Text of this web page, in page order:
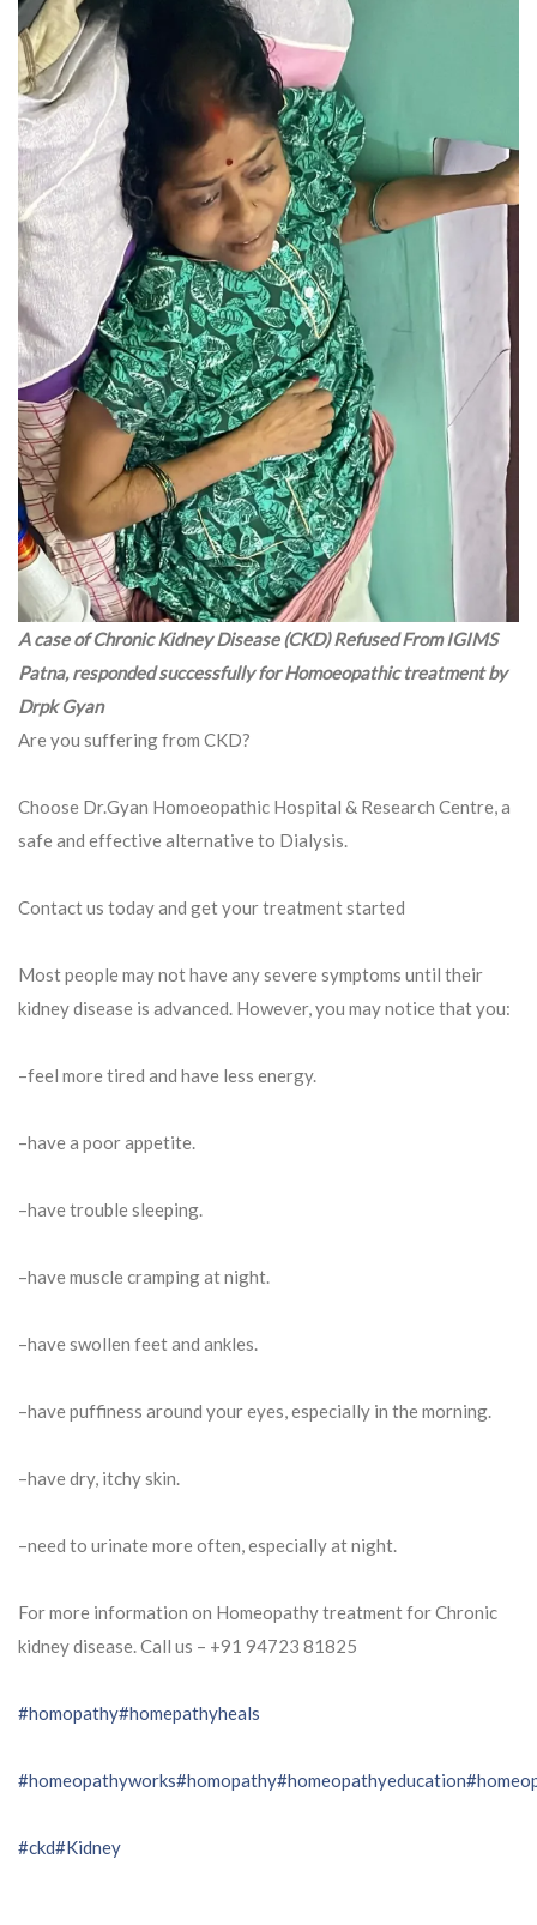
A case of Chronic Kidney Disease (CKD) Refused From IGIMS
Patna, responded successfully for Homoeopathic treatment by
Drpk Gyan
Are you suffering from CKD?
Choose Dr.Gyan Homoeopathic Hospital & Research Centre, a
safe and effective alternative to Dialysis.
Contact us today and get your treatment started
Most people may not have any severe symptoms until their
kidney disease is advanced. However, you may notice that you:
–feel more tired and have less energy.
–have a poor appetite.
–have trouble sleeping.
–have muscle cramping at night.
–have swollen feet and ankles.
–have puffiness around your eyes, especially in the morning.
–have dry, itchy skin.
–need to urinate more often, especially at night.
For more information on Homeopathy treatment for Chronic
kidney disease. Call us – ⁨+91 94723 81825⁩
#homopathy#homepathyheals
#homeopathyworks#homopathy#homeopathyeducation
#ckd#Kidney